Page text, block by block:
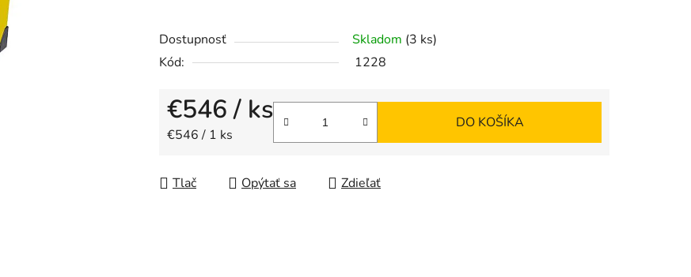
5
hviezdičiek.
Dostupnosť Skladom (3 ks)
Kód:
1228
€546/ ks
Jednotková cena:
€546 / 1 ks
DO KOŠÍKA
Tlač Opýtať sa Zdieľať